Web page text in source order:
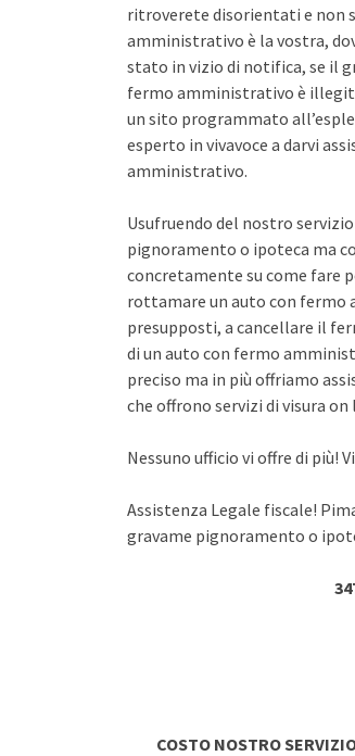
ritroverete disorientati e non
amministrativo è la vostra,
stato in vizio di notifica, se il
fermo amministrativo è
un sito programmato
esperto in vivavoce a darvi
amministrativo.
Usufruendo del nostro
pignoramento o ipoteca ma
concretamente su come fare
rottamare un auto con fermo
presupposti, a cancellare il
di un auto con fermo
preciso ma in più offriamo
che offrono servizi di visura on
Nessuno ufficio vi offre di più!
Assistenza Legale fiscale!
gravame pignoramento o
COSTO NOSTRO